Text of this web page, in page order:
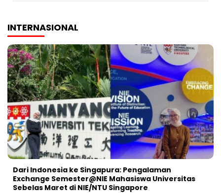
INTERNASIONAL
Dari Indonesia ke Singapura: Pengalaman
Exchange Semester@NIE Mahasiswa Universitas
Sebelas Maret di NIE/NTU Singapore